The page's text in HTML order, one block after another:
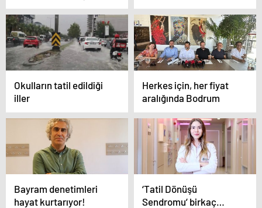
Kampı Büyük İlgi Gördü
Gante romantik tatilde
Okulların tatil edildiği
iller
Herkes için, her fiyat
aralığında Bodrum
Bayram denetimleri
hayat kurtarıyor!
‘Tatil Dönüşü
Sendromu’ birkaç